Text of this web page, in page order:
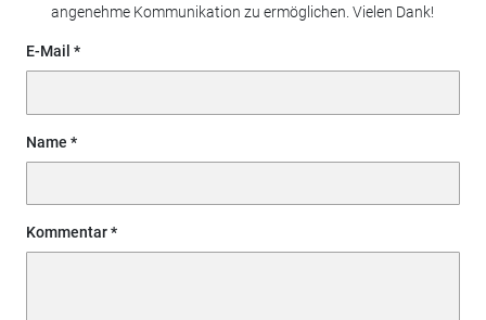
angenehme Kommunikation zu ermöglichen. Vielen Dank!
E-Mail
Name
Kommentar